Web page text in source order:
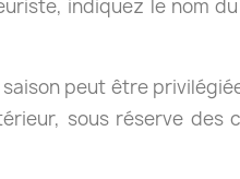
indiquez le nom
peut être
sous réserve